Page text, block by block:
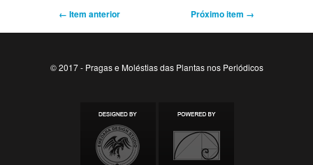
← Item anterior Próximo item →
© 2017 - Pragas e Moléstias das Plantas nos Periódicos